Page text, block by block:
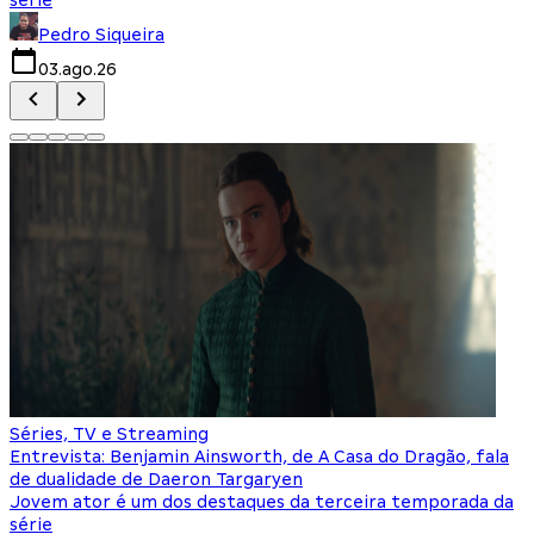
Pedro Siqueira
03.ago.26
Séries, TV e Streaming
Entrevista: Benjamin Ainsworth, de A Casa do Dragão, fala
de dualidade de Daeron Targaryen
Jovem ator é um dos destaques da terceira temporada da
série